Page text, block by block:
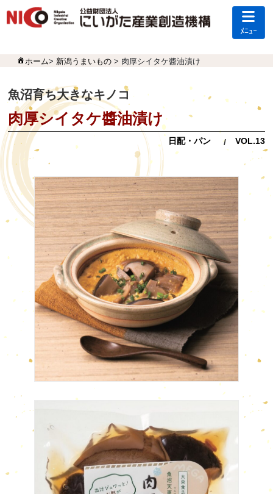
ﾒﾆｭｰ
ホーム> 新潟うまいもの > 肉厚シイタケ醬油漬け
魚沼育ち大きなキノコ
肉厚シイタケ醬油漬け
日配・パン VOL.13